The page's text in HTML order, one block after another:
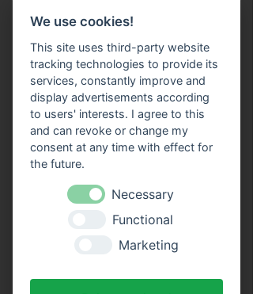
15:30 Uhr
: Die Fahrt dauert insgesamt ca.
90 Minuten (ohne Ausstieg) und führt Sie
von Miltenberg über Bürgstadt nach
Freudenberg
und wieder zurück.
Unser Fahrgastschiff "SIVOTA"
verfügt
über zwei großzügige Decks
. Genießen Sie
die Fahrt bei einem kühlen Getränk auf
unserem Freideck. Eine
Streckenerklärung
erhalten Sie auf allen
Schiffen der VPS-Flotte. Unser freundliches
Bordpersonal freut sich schon, Sie an Bord
We use cookies!
This site uses third-party website
tracking technologies to provide its
services, constantly improve and
display advertisements according
to users' interests. I agree to this
and can revoke or change my
consent at any time with effect for
the future.
Necessary
Functional
Marketing